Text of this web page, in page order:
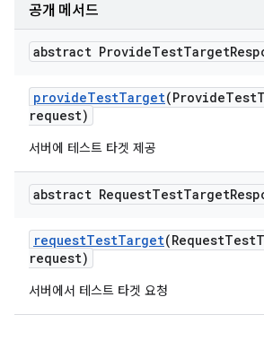
공개 메서드
abstract ProvideTestTarget
provideTestTarget(ProvideTest
request)
서버에 테스트 타겟 제공
abstract RequestTestTarget
requestTestTarget(RequestTest
request)
서버에서 테스트 타겟 요청